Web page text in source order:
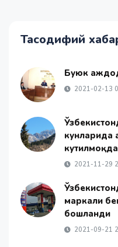
Тасодифий
Буюк
2021-02-13
кунларида
кутилмоқда
2021-11-29
маркали
бошланди
2021-09-21